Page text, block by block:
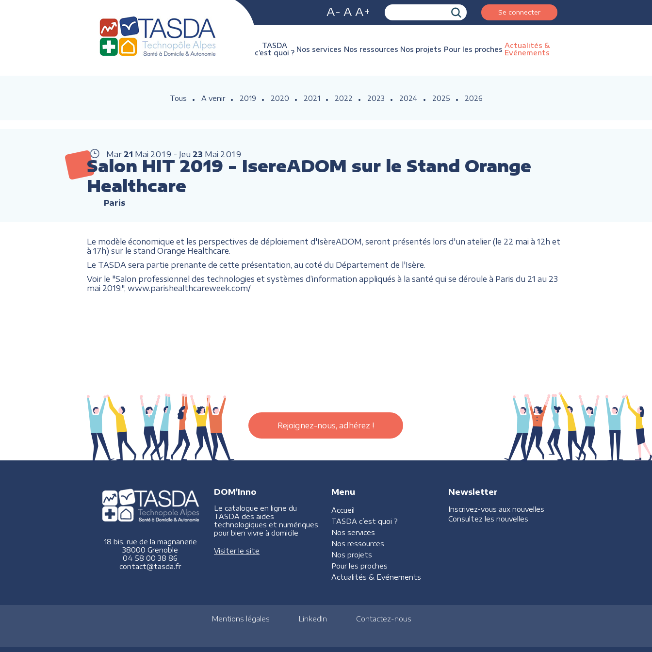
A- A A+ Se connecter
TASDA
c’est quoi ? Nos services Nos ressources Nos projets Pour les proches Actualités &
Evénements
Tous A venir 2019 2020 2021 2022 2023 2024 2025 2026
Mar 21 Mai 2019 Jeu 23 Mai 2019
Salon HIT 2019 - IsereADOM sur le Stand Orange
Healthcare
Paris
Le modèle économique et les perspectives de déploiement d'IsèreADOM, seront présentés lors d'un atelier (le 22 mai à 12h et
à 17h) sur le stand Orange Healthcare.
Le TASDA sera partie prenante de cette présentation, au coté du Département de l'Isère.
Voir le "Salon professionnel des technologies et systèmes d’information appliqués à la santé qui se déroule à Paris du 21 au 23
mai 2019.", www.parishealthcareweek.com/
Rejoignez-nous, adhérez !
18 bis, rue de la magnanerie
38000 Grenoble
04 58 00 38 86
contact@tasda.fr
DOM'Inno
Le catalogue en ligne du
TASDA des aides
technologiques et numériques
pour bien vivre à domicile
Visiter le site
Menu
Accueil
TASDA c’est quoi ?
Nos services
Nos ressources
Nos projets
Pour les proches
Actualités & Evénements
Newsletter
Inscrivez-vous aux nouvelles
Consultez les nouvelles
Mentions légales LinkedIn Contactez-nous